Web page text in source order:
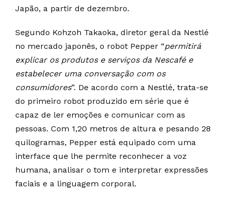
Japão, a partir de dezembro.
Segundo Kohzoh Takaoka, diretor geral da Nestlé
no mercado japonês, o robot Pepper “permitirá
explicar os produtos e serviços da Nescafé e
estabelecer uma conversação com os
consumidores”. De acordo com a Nestlé, trata-se
do primeiro robot produzido em série que é
capaz de ler emoções e comunicar com as
pessoas. Com 1,20 metros de altura e pesando 28
quilogramas, Pepper está equipado com uma
interface que lhe permite reconhecer a voz
humana, analisar o tom e interpretar expressões
faciais e a linguagem corporal.